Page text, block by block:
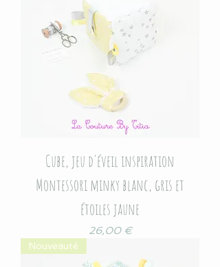
Cube, jeu d'éveil inspiration
Montessori minky blanc, gris et
étoiles jaune
Prix
26,00 €
Nouveauté